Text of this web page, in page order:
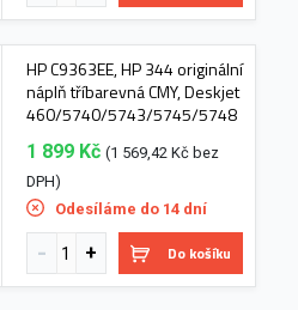
HP C9363EE, HP 344 originální
náplň tříbarevná CMY, Deskjet
460/5740/5743/5745/5748
1 899 Kč (1 569,42 Kč bez
DPH)
Odesíláme do 14 dní
Do košíku